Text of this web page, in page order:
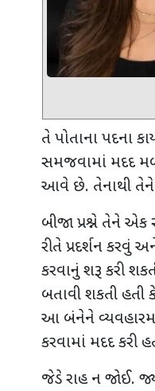
તે પોતાના પદના
સમજવામાં મદદ
આવે છે. તેનાથી તેને
બીજા પ્રશ્ને તેને
રીતે પ્રદર્શન કરવું
કરવાનું શરૂ કરી
બતાવી શકતી હતી
આ બંનેને
કરવામાં મદદ કરી
જેડે રાહ ન જોઈ.